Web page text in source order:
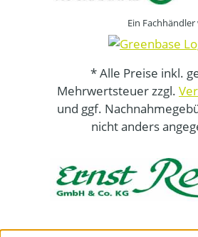
Ein Fachhändler
* Alle Preise inkl.
Mehrwertsteuer zzgl.
und ggf.
nicht anders